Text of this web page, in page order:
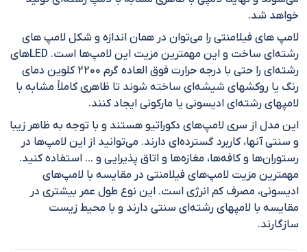
خواهد شد.
لامپ های فیلامنتی را می‌توان در همان اندازه و شکل لامپ های
رشته‌ای ساخت و این مهمترین مزیت این لامپ‌ها است. LEDهای
رشته‌ای را حتی با درجه حرارت فوق العاده گرم 2200 کلوین دمای
رنگ یا روکشهای شیشه‌ای ساخته شوند تا ظاهری کاملاً مشابه با
لامپهای رشته‌ای ادیسونی یا مارکونی ایجاد کنند.
این مدل از سری لامپ‌های دکوراتیو هستند و با توجه به ظاهر زیبا
و سنتی آنها، کاربرد گسترده‌ای دارند. می‌توانید از این لامپ‌ها در
رستوران‌ها و کافه‌ها، مغازه‌ها و اتاق پذیرایی و … استفاده کنید.
مهمترین مزیت لامپ‌های فیلامنتی در مقایسه با لامپ‌های
ادیسونی، مصرف کم انرژی است. این نوع طول عمر بیشتری در
مقایسه با لامپهای رشته‌ای سنتی دارند و با محیط زیست
سازگارند.